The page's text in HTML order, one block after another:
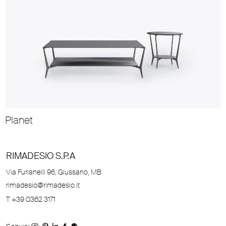
Planet
RIMADESIO S.P.A
Via Furlanelli 96, Giussano, MB
rimadesio@rimadesio.it
T +39 0362 3171